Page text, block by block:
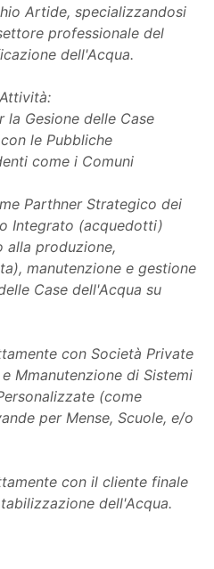
Artide, specializzandosi
professionale del
dell'Acqua.
la Gesione delle Case
le Pubbliche
come i Comuni
Parthner Strategico dei
Integrato (acquedotti)
alla produzione,
manutenzione e gestione
Case dell'Acqua su
con Società Private
Mmanutenzione di Sistemi
(come
per Mense, Scuole, e/o
con il cliente finale
dell'Acqua.